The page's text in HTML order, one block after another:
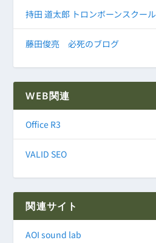
持田 道太郎 トロンボーンスクール
藤田俊亮 必死のブログ
WEB関連
Office R3
VALID SEO
関連サイト
AOI sound lab